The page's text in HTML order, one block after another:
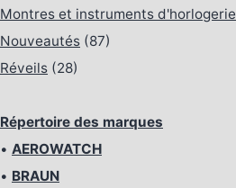
Montres et instruments d'horlogerie
Nouveautés (87)
Réveils (28)
Répertoire des marques
• AEROWATCH
• BRAUN